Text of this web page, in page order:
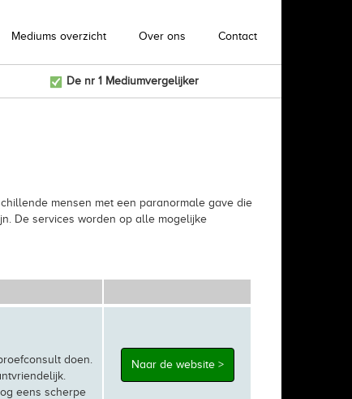
Mediums overzicht Over ons Contact
De nr 1 Mediumvergelijker
mensen met een paranormale gave die
De services worden op alle mogelijke
doen.
eens scherpe
Naar de website >